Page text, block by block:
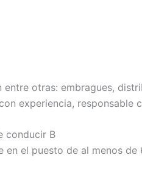
entre otras: embragues,
experiencia, responsable
conducir B
en el puesto de al menos de